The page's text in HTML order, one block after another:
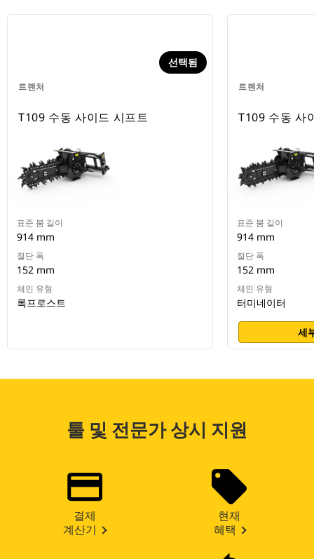
트렌처
선택됨
T109 수동 사이드 시프트
표준 붐 길이
914 mm
절단 폭
152 mm
체인 유형
록프로스트
트렌처
T109 수동 사
표준 붐 길이
914 mm
절단 폭
152 mm
체인 유형
터미네이터
세
툴 및 전문가 상시 지원
결제
계산기
현재
혜택